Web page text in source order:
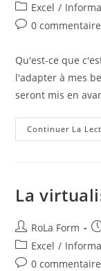
Excel /
0 commentaire
Qu'est-ce que
l'adapter à mes
seront mis en
Continuer La
La
RoLa Form
Excel /
0 commentaire